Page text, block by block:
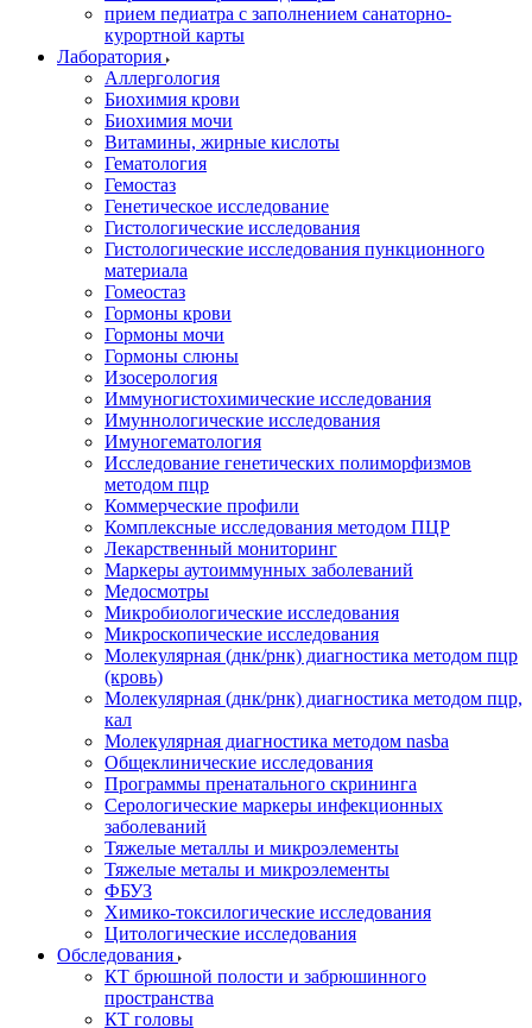
прием педиатра с заполнением санаторно-
курортной карты
Лаборатория
Аллергология
Биохимия крови
Биохимия мочи
Витамины, жирные кислоты
Гематология
Гемостаз
Генетическое исследование
Гистологические исследования
Гистологические исследования пункционного
материала
Гомеостаз
Гормоны крови
Гормоны мочи
Гормоны слюны
Изосерология
Иммуногистохимические исследования
Имуннологические исследования
Имуногематология
Исследование генетических полиморфизмов
методом пцр
Коммерческие профили
Комплексные исследования методом ПЦР
Лекарственный мониторинг
Маркеры аутоиммунных заболеваний
Медосмотры
Микробиологические исследования
Микроскопические исследования
Молекулярная (днк/рнк) диагностика методом пцр
(кровь)
Молекулярная (днк/рнк) диагностика методом пцр,
кал
Молекулярная диагностика методом nasba
Общеклинические исследования
Программы пренатального скрининга
Серологические маркеры инфекционных
заболеваний
Тяжелые металлы и микроэлементы
Тяжелые металы и микроэлементы
ФБУЗ
Химико-токсилогические исследования
Цитологические исследования
Обследования
КТ брюшной полости и забрюшинного
пространства
КТ головы